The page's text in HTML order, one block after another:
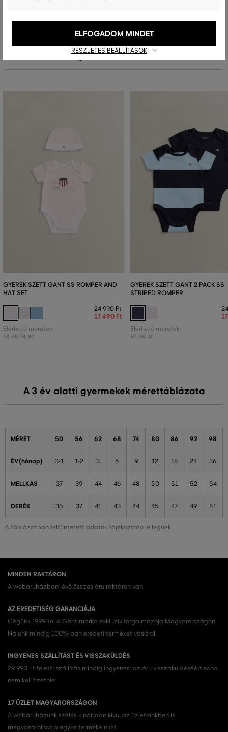
Ajánlott termékek
GYEREK SZETT GANT SS ROMPER AND
HAT SET
24 990 Ft
17 490 Ft
Elérhető méretek:
62, 68, 74, 80
GYEREK SZETT GANT 2 PACK SS
STRIPED ROMPER
Elérhető méretek:
62, 68, 74
A 3 év alatti gyermekek mérettáblázata
A táblázatban feltüntetett adatok tájékoztató jellegűek
MÉRET 50 56 62 68 74 80 86 92 98
ÉV(hónap) 0-1 1-2 3 6 9 12 18 24 36
MELLKAS 37 39 44 46 48 50 51 52 54
DERÉK 35 37 41 43 44 45 47 49 51
MINDEN RAKTÁRON
A webáruházban lévő összes áru raktáron van.
AZ EREDETISÉG GARANCIÁJA
Cégünk 1999-től a Gant márka exkluzív forgalmazója Magyarországon.
Nálunk mindig 100%-ban eredeti terméket vásárol.
INGYENES SZÁLLÍTÁST ÉS VISSZAKÜLDÉS
29 990 Ft feletti szállítás mindig ingyenes, az áru visszaküldéséért soha
nem kell fizetnie.
17 ÜZLET MAGYARORSZÁGON
A webáruházunk széles kínálatán kívül az üzleteinkben is
megvásárolhatja egyes termékeinket.
RÉSZLETES BEÁLLÍTÁSOK
ELFOGADOM MINDET